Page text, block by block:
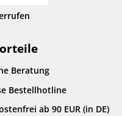
Beratung
Bestellhotline
ab 90 EUR (in DE)